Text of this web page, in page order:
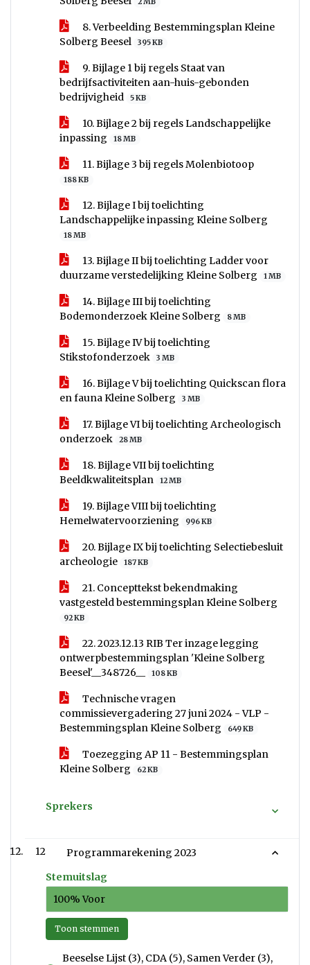
8. Verbeelding Bestemmingsplan Kleine
Solberg Beesel
395 KB
9. Bijlage 1 bij regels Staat van
bedrijfsactiviteiten aan-huis-gebonden
bedrijvigheid
5 KB
10. Bijlage 2 bij regels Landschappelijke
inpassing
18 MB
11. Bijlage 3 bij regels Molenbiotoop
188 KB
12. Bijlage I bij toelichting
Landschappelijke inpassing Kleine Solberg
18 MB
13. Bijlage II bij toelichting Ladder voor
duurzame verstedelijking Kleine Solberg
1 MB
14. Bijlage III bij toelichting
Bodemonderzoek Kleine Solberg
8 MB
15. Bijlage IV bij toelichting
Stikstofonderzoek
3 MB
16. Bijlage V bij toelichting Quickscan flora
en fauna Kleine Solberg
3 MB
17. Bijlage VI bij toelichting Archeologisch
onderzoek
28 MB
18. Bijlage VII bij toelichting
Beeldkwaliteitsplan
12 MB
19. Bijlage VIII bij toelichting
Hemelwatervoorziening
996 KB
20. Bijlage IX bij toelichting Selectiebesluit
archeologie
187 KB
21. Concepttekst bekendmaking
vastgesteld bestemmingsplan Kleine Solberg
92 KB
22. 2023.12.13 RIB Ter inzage legging
ontwerpbestemmingsplan 'Kleine Solberg
Beesel'__348726__
108 KB
Technische vragen
commissievergadering 27 juni 2024 - VLP -
Bestemmingsplan Kleine Solberg
649 KB
Toezegging AP 11 - Bestemmingsplan
Kleine Solberg
62 KB
Sprekers
12
Programmarekening 2023
Stemuitslag
100% Voor
Toon stemmen
Beeselse Lijst (3), CDA (5), Samen Verder (3),